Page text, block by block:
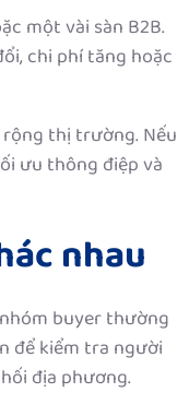
một vài sàn B2B.
chi phí tăng hoặc
thị trường. Nếu
ưu thông điệp và
nhau
buyer thường
để kiểm tra người
địa phương.